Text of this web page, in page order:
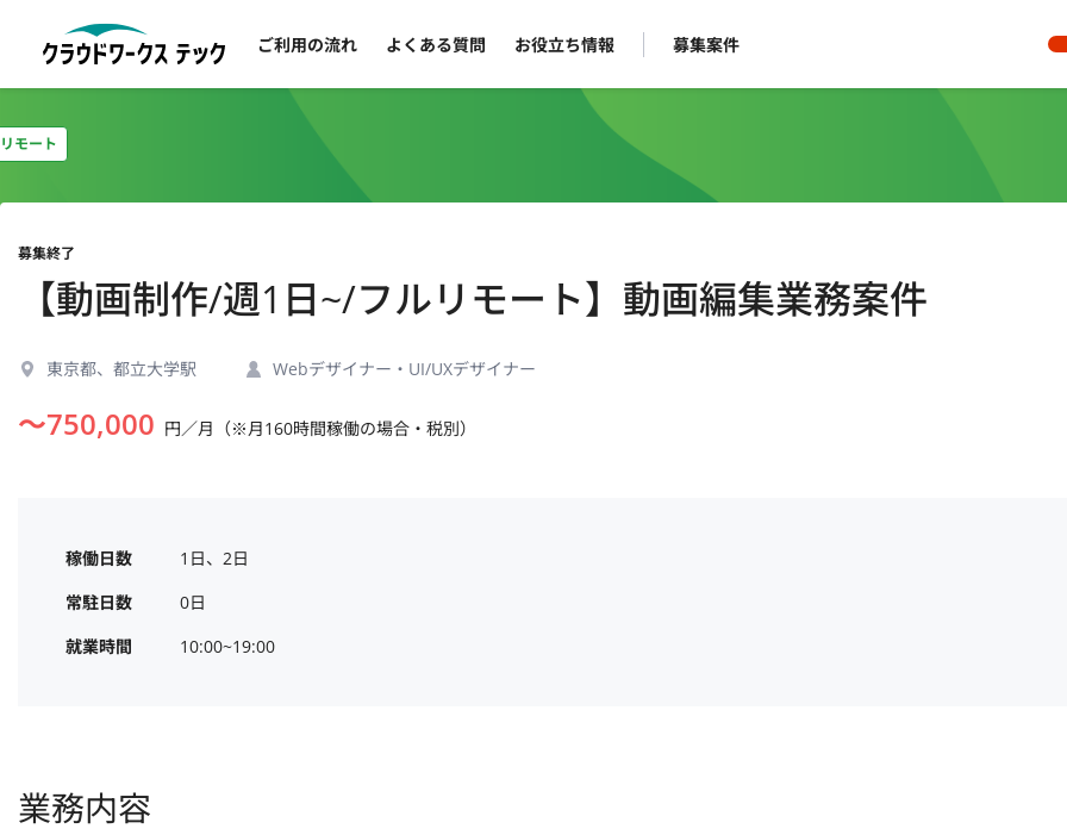
ご利用の流れ よくある質問 お役立ち情報 募集案件
モート
募集終了
【動画制作/週1日~/フルリモート】動画編集業務案件
東京都、都立大学駅 Webデザイナー・UI/UXデザイナー
〜750,000 円／月（※月160時間稼働の場合・税別）
稼働日数
1日、2日
常駐日数
0日
就業時間
10:00~19:00
業務内容